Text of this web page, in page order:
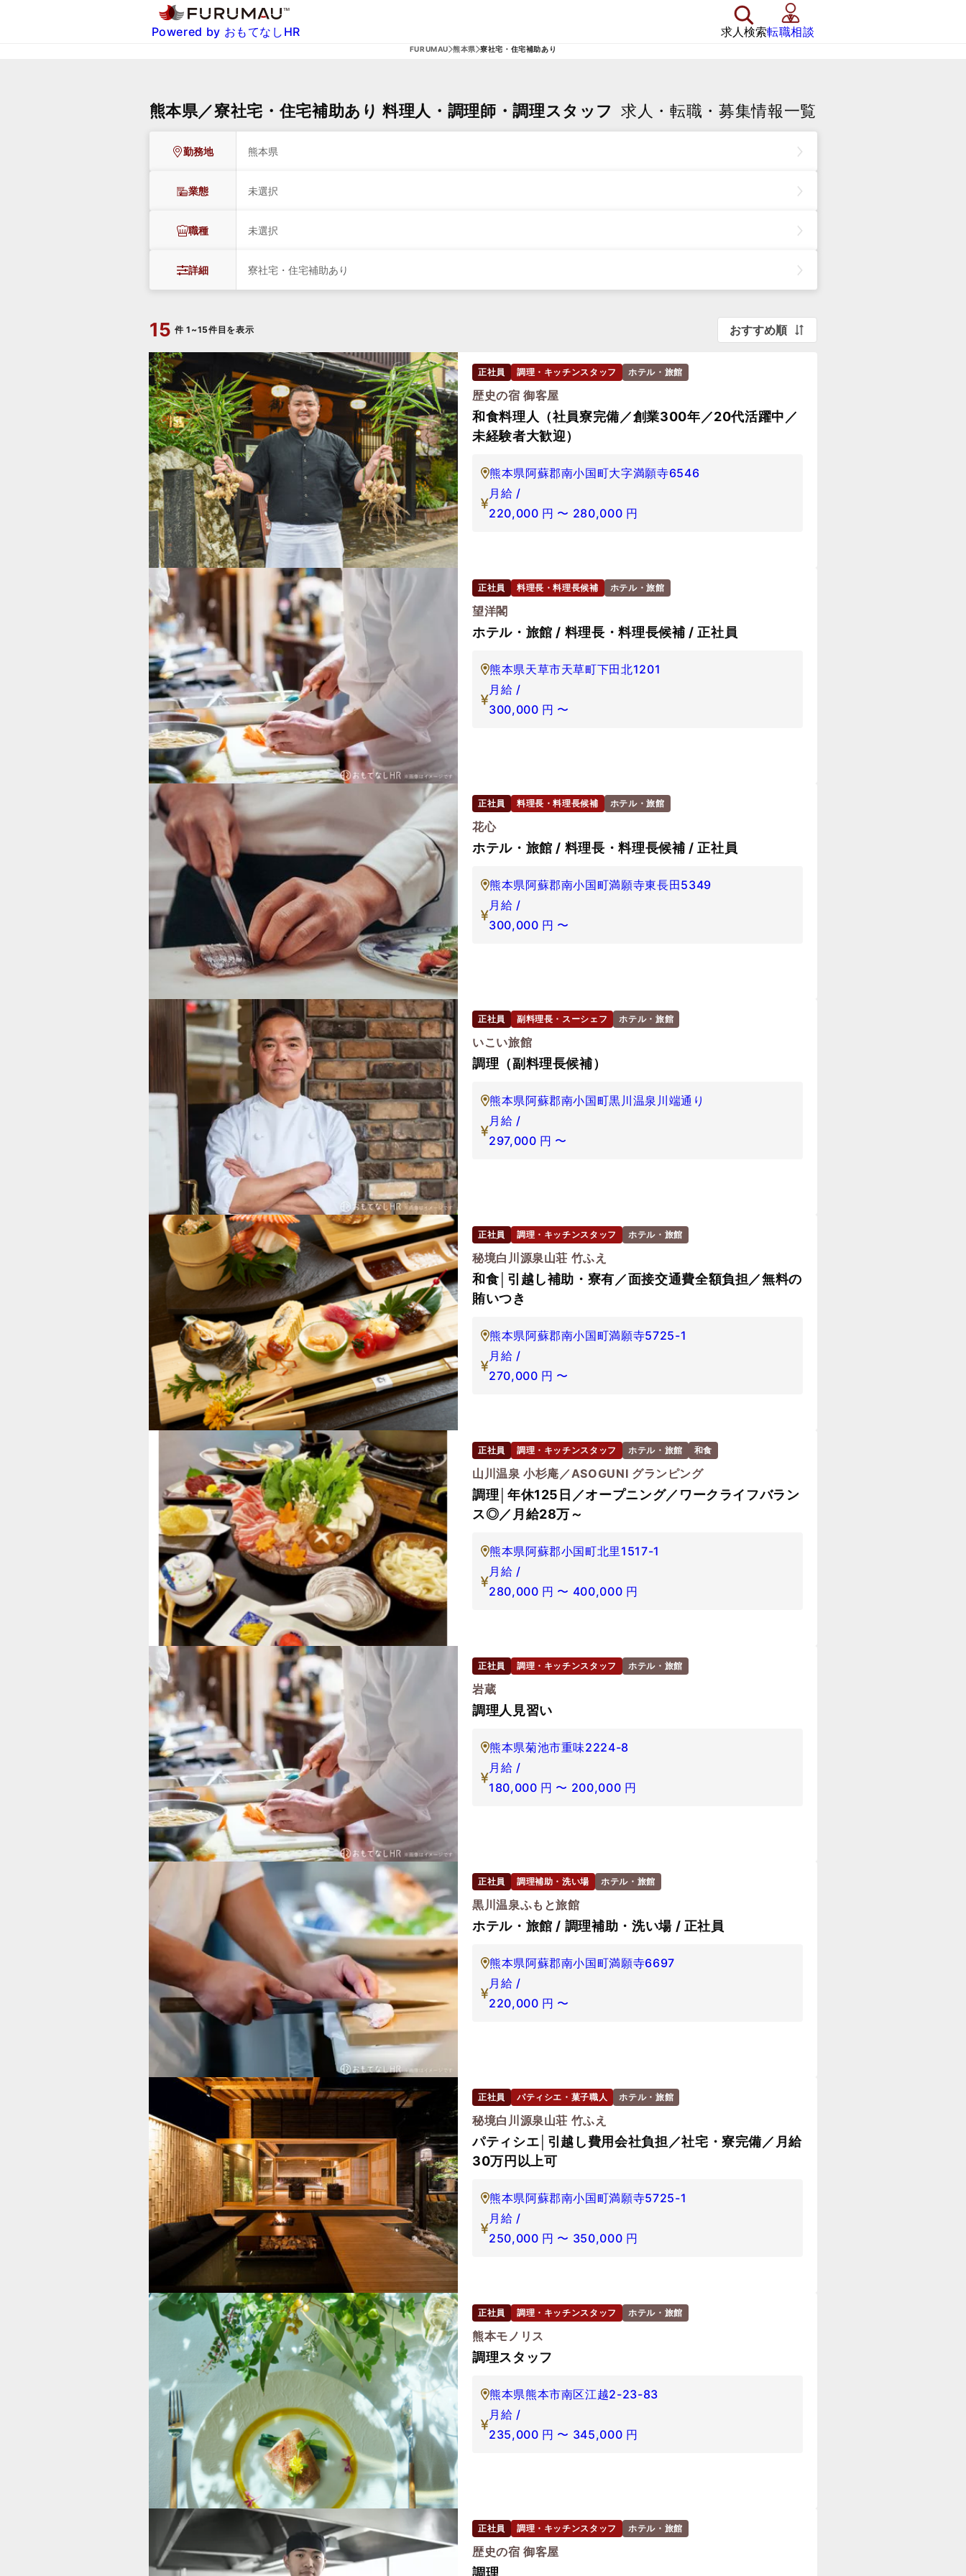
Powered by おもてなしHR 求人検索転職相談
FURUMAU 熊本県 寮社宅・住宅補助あり
熊本県／寮社宅・住宅補助あり 料理人・調理師・調理スタッフ 求人・転職・募集情報一覧
勤務地 熊本県
業態 未選択
職種 未選択
詳細 寮社宅・住宅補助あり
15 件 1~15件目を表示 おすすめ順
正社員 調理・キッチンスタッフ ホテル・旅館
歴史の宿 御客屋
和食料理人（社員寮完備／創業300年／20代活躍中／
未経験者大歓迎）
熊本県阿蘇郡南小国町大字満願寺6546
月給 /
220,000 円 〜 280,000 円
正社員 料理長・料理長候補 ホテル・旅館
望洋閣
ホテル・旅館 / 料理長・料理長候補 / 正社員
熊本県天草市天草町下田北1201
月給 /
300,000 円 〜
正社員 料理長・料理長候補 ホテル・旅館
花心
ホテル・旅館 / 料理長・料理長候補 / 正社員
熊本県阿蘇郡南小国町満願寺東長田5349
月給 /
300,000 円 〜
正社員 副料理長・スーシェフ ホテル・旅館
いこい旅館
調理（副料理長候補）
熊本県阿蘇郡南小国町黒川温泉川端通り
月給 /
297,000 円 〜
正社員 調理・キッチンスタッフ ホテル・旅館
秘境白川源泉山荘 竹ふえ
和食│引越し補助・寮有／面接交通費全額負担／無料の
賄いつき
熊本県阿蘇郡南小国町満願寺5725-1
月給 /
270,000 円 〜
正社員 調理・キッチンスタッフ ホテル・旅館 和食
山川温泉 小杉庵／ASOGUNI グランピング
調理│年休125日／オープニング／ワークライフバラン
ス◎／月給28万～
熊本県阿蘇郡小国町北里1517-1
月給 /
280,000 円 〜 400,000 円
正社員 調理・キッチンスタッフ ホテル・旅館
岩蔵
調理人見習い
熊本県菊池市重味2224-8
月給 /
180,000 円 〜 200,000 円
正社員 調理補助・洗い場 ホテル・旅館
黒川温泉ふもと旅館
ホテル・旅館 / 調理補助・洗い場 / 正社員
熊本県阿蘇郡南小国町満願寺6697
月給 /
220,000 円 〜
正社員 パティシエ・菓子職人 ホテル・旅館
秘境白川源泉山荘 竹ふえ
パティシエ│引越し費用会社負担／社宅・寮完備／月給
30万円以上可
熊本県阿蘇郡南小国町満願寺5725-1
月給 /
250,000 円 〜 350,000 円
正社員 調理・キッチンスタッフ ホテル・旅館
熊本モノリス
調理スタッフ
熊本県熊本市南区江越2-23-83
月給 /
235,000 円 〜 345,000 円
正社員 調理・キッチンスタッフ ホテル・旅館
歴史の宿 御客屋
調理